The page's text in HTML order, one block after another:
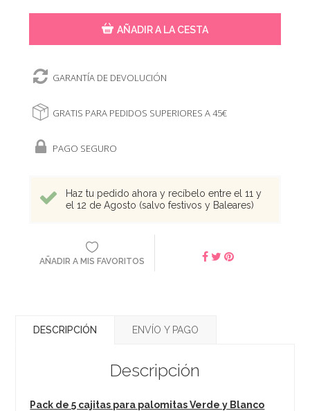
AÑADIR A LA CESTA
GARANTÍA DE DEVOLUCIÓN
GRATIS PARA PEDIDOS SUPERIORES A 45€
PAGO SEGURO
Haz tu pedido ahora y recíbelo entre el 11 y
el 12 de Agosto (salvo festivos y Baleares)
AÑADIR A MIS FAVORITOS
DESCRIPCIÓN ENVÍO Y PAGO
Descripción
Pack de 5 cajitas para palomitas Verde y Blanco